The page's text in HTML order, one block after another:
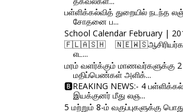
பள்ளிக்கல்வித் துறையில் நடந்த
சோதனை ப...
School Calendar February |
🇫‌🇱‌🇦‌🇸‌🇭‌
எட...
மரம் வளர்க்கும் மாணவர்களுக்கு 2
மதிப்பெண்கள் அளிக்...
🅱REAKING NEWS:- 4
இயக்குனர் மீது லஞ...
5 மற்றும் 8-ம் வகுப்புகளுக்கு